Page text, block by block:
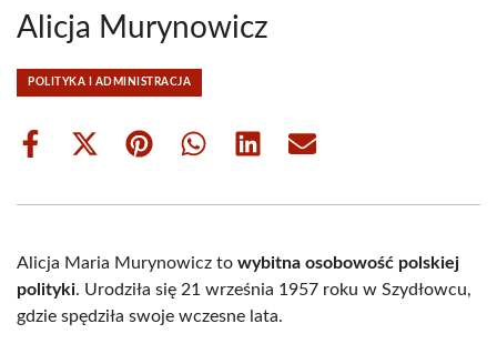
Alicja Murynowicz
POLITYKA I ADMINISTRACJA
Share
Share
(Twitter)
Share Share Share Share
Alicja Maria Murynowicz to wybitna osobowość polskiej
polityki. Urodziła się 21 września 1957 roku w Szydłowcu,
gdzie spędziła swoje wczesne lata.